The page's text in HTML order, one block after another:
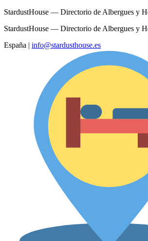
StardustHouse — Directorio de Albergues y
StardustHouse — Directorio de Albergues y
España | info@stardusthouse.es